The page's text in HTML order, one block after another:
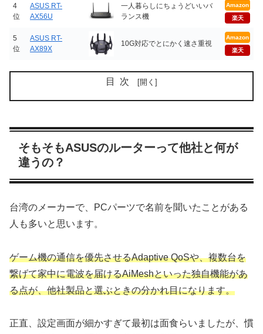
4
位
ASUS RT-
AX56U
一人暮らしにちょうどいいバ
ランス機
Amazon
楽天
5
位
ASUS RT-
AX89X
10G対応でとにかく速さ重視
Amazon
楽天
目次
そもそもASUSのルーターって他社と何が
違うの？
台湾のメーカーで、PCパーツで名前を聞いたことがある
人も多いと思います。
ゲーム機の通信を優先させるAdaptive QoSや、複数台を
繋げて家中に電波を届けるAiMeshといった独自機能があ
る点が、他社製品と選ぶときの分かれ目になります。
正直、設定画面が細かすぎて最初は面食らいましたが、慣